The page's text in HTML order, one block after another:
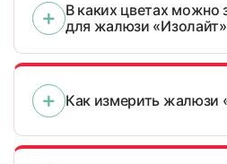
37
В каких цветах можно
для жалюзи
Как измерить жалюзи